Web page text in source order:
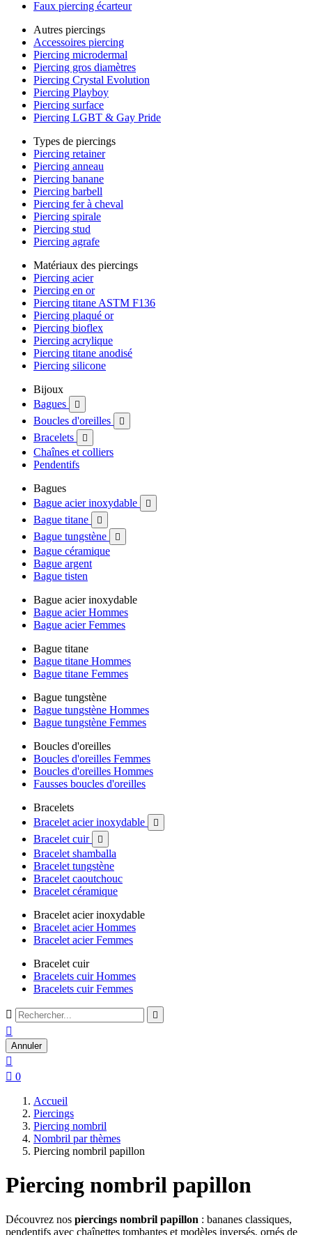
Faux piercing écarteur
Autres piercings
Accessoires piercing
Piercing microdermal
Piercing gros diamètres
Piercing Crystal Evolution
Piercing Playboy
Piercing surface
Piercing LGBT & Gay Pride
Types de piercings
Piercing retainer
Piercing anneau
Piercing banane
Piercing barbell
Piercing fer à cheval
Piercing spirale
Piercing stud
Piercing agrafe
Matériaux des piercings
Piercing acier
Piercing en or
Piercing titane ASTM F136
Piercing plaqué or
Piercing bioflex
Piercing acrylique
Piercing titane anodisé
Piercing silicone
Bijoux
Bagues

Boucles d'oreilles 
Bracelets 
Chaînes et colliers
Pendentifs
Bagues
Bague acier inoxydable

Bague titane 
Bague tungstène 
Bague céramique
Bague argent
Bague tisten
Bague acier inoxydable
Bague acier Hommes
Bague acier Femmes
Bague titane
Bague titane Hommes
Bague titane Femmes
Bague tungstène
Bague tungstène Hommes
Bague tungstène Femmes
Boucles d'oreilles
Boucles d'oreilles Femmes
Boucles d'oreilles Hommes
Fausses boucles d'oreilles
Bracelets
Bracelet acier inoxydable

Bracelet cuir 
Bracelet shamballa
Bracelet tungstène
Bracelet caoutchouc
Bracelet céramique
Bracelet acier inoxydable
Bracelet acier Hommes
Bracelet acier Femmes
Bracelet cuir
Bracelets cuir Hommes
Bracelets cuir Femmes
 

Annuler

 0
Accueil
Piercings
Piercing nombril
Nombril par thèmes
Piercing nombril papillon
Piercing nombril papillon
Découvrez nos piercings nombril papillon : bananes classiques,
pendentifs avec chaînettes tombantes et modèles inversés, ornés de